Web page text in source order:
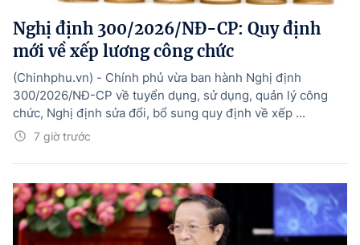
Nghị định 300/2026/NĐ-CP: Quy định
mới về xếp lương công chức
7 giờ trước
(Chinhphu.vn) - Chính phủ vừa ban hành Nghị định
300/2026/NĐ-CP về tuyển dụng, sử dụng, quản lý công
chức, Nghị định sửa đổi, bổ sung quy định về xếp ...